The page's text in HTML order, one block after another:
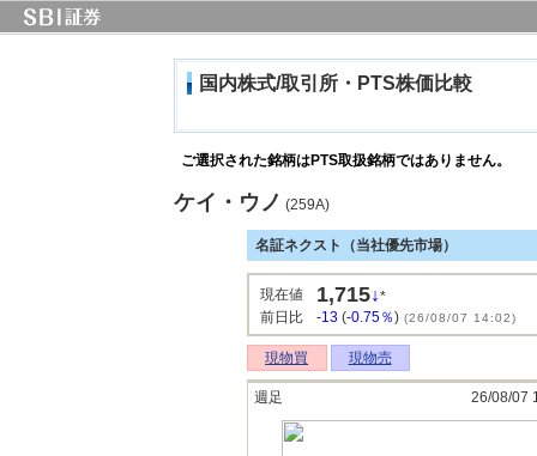
国内株式/取引所・PTS株価比較
ご選択された銘柄はPTS取扱銘柄ではありません。
ケイ・ウノ (259A)
名証ネクスト（当社優先市場）
現在値 1,715↓*
前日比
-13(-0.75％)(26/08/07 14:02)
現物買 現物売
週足 26/08/07